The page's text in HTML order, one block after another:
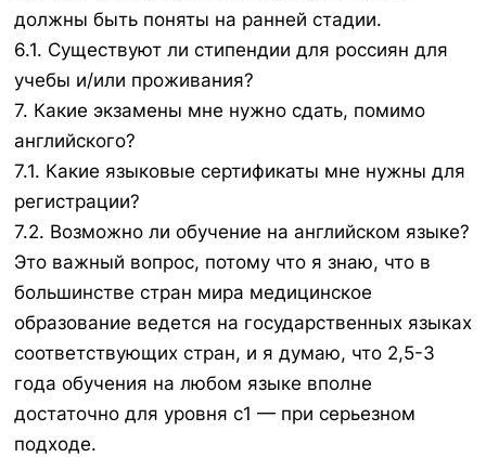
должны быть поняты на ранней стадии.
6.1. Существуют ли стипендии для россиян для
учебы и/или проживания?
7. Какие экзамены мне нужно сдать, помимо
английского?
7.1. Какие языковые сертификаты мне нужны для
регистрации?
7.2. Возможно ли обучение на английском языке?
Это важный вопрос, потому что я знаю, что в
большинстве стран мира медицинское
образование ведется на государственных языках
соответствующих стран, и я думаю, что 2,5-3
года обучения на любом языке вполне
достаточно для уровня с1 — при серьезном
подходе.